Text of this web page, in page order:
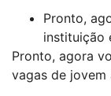
Pronto,
instituição
Pronto, agora
vagas de jovem